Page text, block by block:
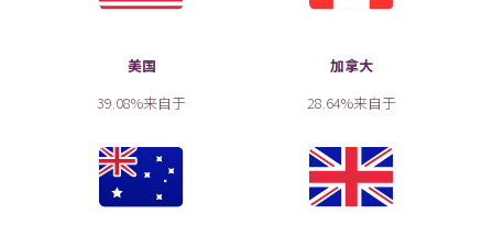
美国
39.08%来自于
加拿大
28.64%来自于